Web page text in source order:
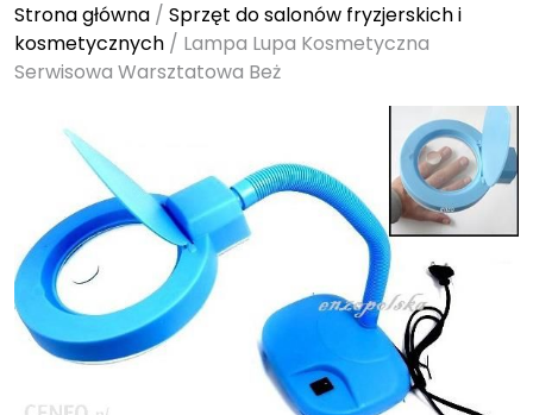
Strona główna / Sprzęt do salonów fryzjerskich i
kosmetycznych / Lampa Lupa Kosmetyczna
Serwisowa Warsztatowa Beż